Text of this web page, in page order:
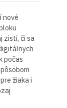
nové
zistí, či sa
počas
žiaka i